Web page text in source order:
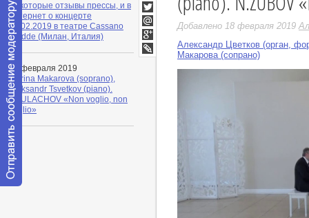
Некоторые отзывы прессы, и в
интернет о концерте
23.02.2019 в театре Cassano
d`adde (Милан, Италия)
18 февраля 2019
Marina Makarova (soprano),
Aleksandr Tsvetkov (piano).
P.BULACHOV «Non voglio, non
voglio»
Добавлено 18 февраля 2019
Александр Цветков (орган,
Макарова (сопрано)
Facebook
Twitter
Мой
Мир
Google+
LiveJournal